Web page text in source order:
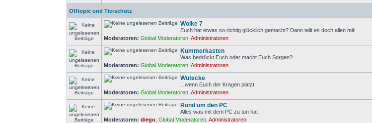
Offtopic und Tierschutz
Wolke 7
Euch hat etwas so richtig glücklich gemacht? Dann teilt es doch allen mit!
Moderatoren: Global Moderatoren ,Administratoren
Kummerkasten
Was bedrückt Euch oder macht Euch Sorgen?
Moderatoren: Global Moderatoren ,Administratoren
Wutecke
...wenn Euch der Kragen platzt
Moderatoren: Global Moderatoren ,Administratoren
Rund um den PC
Alles was mit dem PC zu tun hat
Moderatoren: diego ,Global Moderatoren ,Administratoren